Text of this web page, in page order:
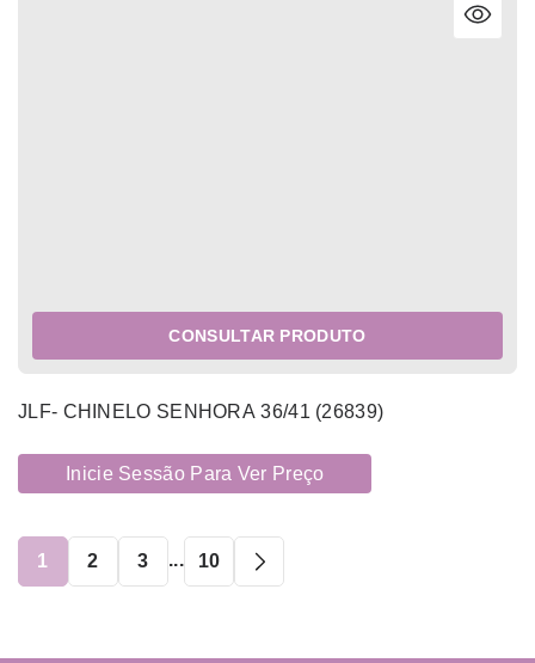
CONSULTAR PRODUTO
JLF- CHINELO SENHORA 36/41 (26839)
Inicie Sessão Para Ver Preço
1 2 3 ... 10